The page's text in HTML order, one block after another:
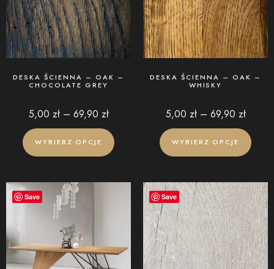
DESKA ŚCIENNA – OAK –
CHOCOLATE GREY
5,00 zł – 69,90 zł
WYBIERZ OPCJE
DESKA ŚCIENNA – OAK –
WHISKY
5,00 zł – 69,90 zł
WYBIERZ OPCJE
Save Save